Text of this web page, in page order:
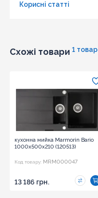
Корисні статті
Схожі товари 1 товар
кухонна мийка Marmorin Bario
1000х500х210 (120513)
Код товару: MRM000047
13 186 грн.